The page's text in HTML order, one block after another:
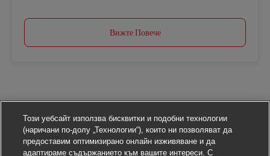
Вижте Повече
Този уебсайт използва бисквитки и подобни технологии
(наричани по-долу „Технологии“), които ни позволяват да
предоставим оптимизирано онлайн изживяване и да
адаптираме съдържанието към вашите интереси. С